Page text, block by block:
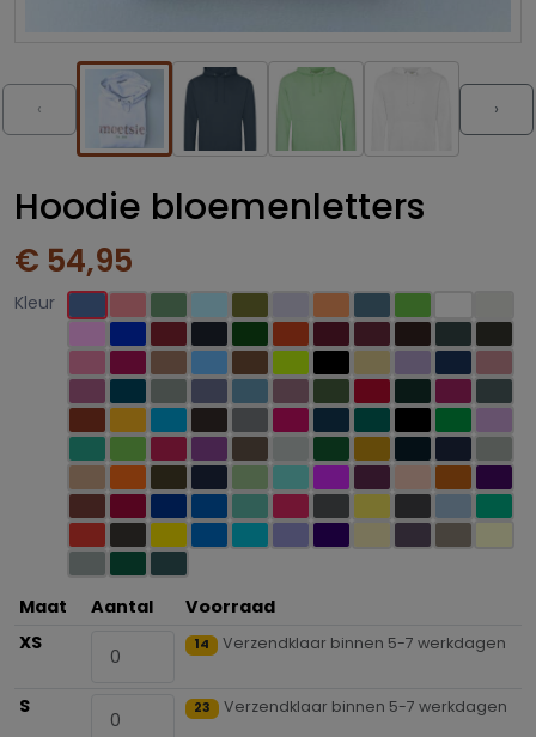
‹ ›
Hoodie bloemenletters
€ 54,95
Kleur
Maat Aantal
Voorraad
XS
14 Verzendklaar binnen 5-7 werkdagen
S 23 Verzendklaar binnen 5-7 werkdagen